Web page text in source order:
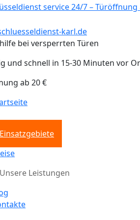
karl.de
bei versperrten Türen
und schnell in 15-30 Minuten vor
ab 20 €
Einsatzgebiete
Unsere Leistungen